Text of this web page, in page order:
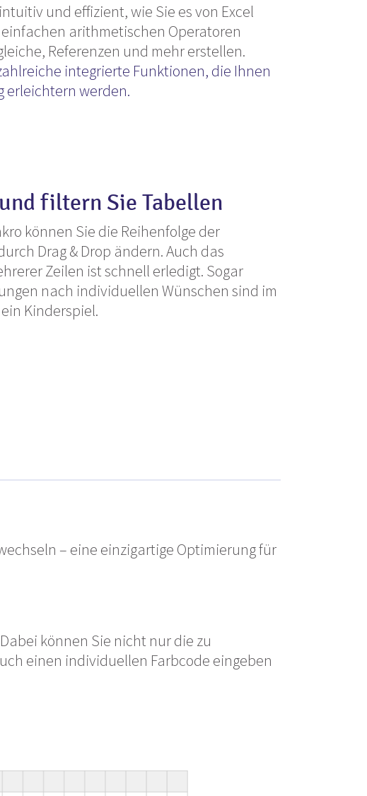
und effizient, wie Sie es von Excel
arithmetischen Operatoren
Referenzen und mehr erstellen.
integrierte Funktionen, die Ihnen
erleichtern werden.
filtern Sie Tabellen
können Sie die Reihenfolge der
Drag & Drop ändern. Auch das
Zeilen ist schnell erledigt. Sogar
nach individuellen Wünschen sind im
Kinderspiel.
– eine einzigartige Optimierung für
können Sie nicht nur die zu
einen individuellen Farbcode eingeben